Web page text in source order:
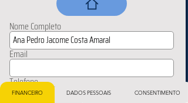
Nome Completo
Email
Telefone
FINANCEIRO DADOS PESSOAIS CONSENTIMENTO